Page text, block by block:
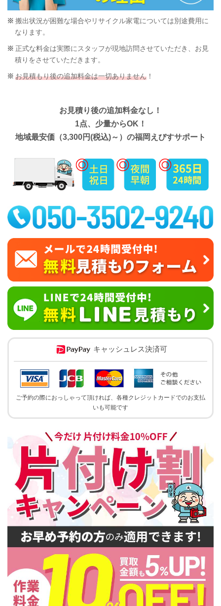
搬出状況が困難な場合やリサイクル家電については別途費用に
なります。
正式な料金は実際にスタッフが現地訪問させていただき、お見
積りをさせていただきます。
お見積もり後の追加料金は一切ありません！
お見積り後の追加料金なし！
1点、少量からOK！
地域最安価（3,300円(税込)～）の福岡えびすサポート
キャッシュレス決済可
ご予約の際におっしゃって頂ければ、各種クレジットカードでのお支払
いも可能です